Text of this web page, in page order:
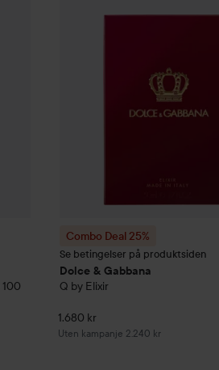
100
Combo Deal 25%
Se betingelser på produktsiden
Dolce & Gabbana
Q by Elixir
1.680 kr
Uten kampanje 2.240 kr